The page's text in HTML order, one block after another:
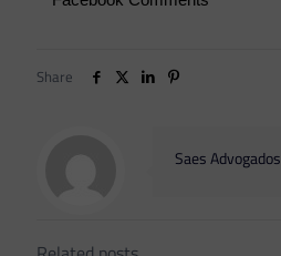
Share
Saes Advogados